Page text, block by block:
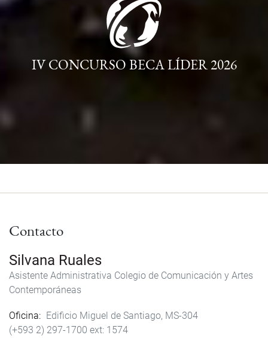
IV CONCURSO BECA LÍDER 2026
Contacto
Silvana Ruales
Asistente Administrativa Colegio de Comunicación y Artes
Contemporáneas
Oficina
Edificio Miguel de Santiago, MS-304
(+593 2) 297-1700
1574